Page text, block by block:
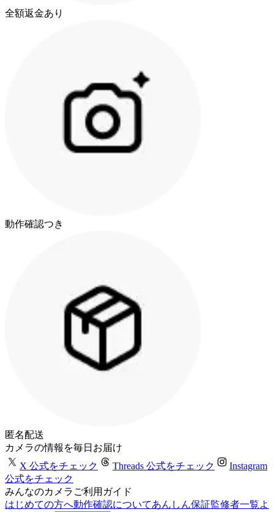
全額返金あり
動作確認つき
匿名配送
カメラの情報を毎日お届け
X 公式をチェック
Threads 公式をチェック
Instagram
公式をチェック
みんなのカメラご利用ガイド
はじめての方へ動作確認についてあんしん保証監修者一覧よ